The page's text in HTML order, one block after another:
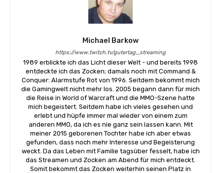
Michael Barkow
https://www.twitch.tv/gutertag_streaming
1989 erblickte ich das Licht dieser Welt - und bereits 1998
entdeckte ich das Zocken; damals noch mit Command &
Conquer: Alarmstufe Rot von 1996. Seitdem bekommt mich
die Gamingwelt nicht mehr los. 2005 begann dann für mich
die Reise in World of Warcraft und die MMO-Szene hatte
mich begeistert. Seitdem habe ich vieles gesehen und
erlebt und hüpfe immer mal wieder von einem zum
anderen MMO, da ich es nie ganz sein lassen kann. Mit
meiner 2015 geborenen Tochter habe ich aber etwas
gefunden, dass noch mehr Interesse und Begeisterung
weckt. Da das Leben mit Familie tagsüber fesselt, habe ich
das Streamen und Zocken am Abend für mich entdeckt.
Somit bekommt das Zocken weiterhin seinen Platz in